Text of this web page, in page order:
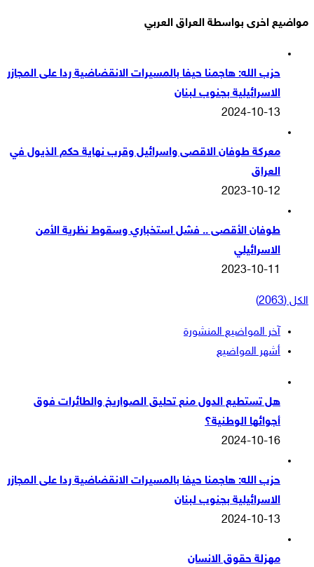
مواضيع اخرى بواسطة العراق العربي
حزب الله: هاجمنا حيفا بالمسيرات الانقضاضية ردا على المجازر
الاسرائيلية بجنوب لبنان
2024-10-13
معركة طوفان الاقصى واسرائيل وقرب نهاية حكم الذيول في
العراق
2023-10-12
طوفان الأقصى .. فشل استخباري وسقوط نظرية الأمن
الاسرائيلي
2023-10-11
الكل (2063)
آخر المواضيع المنشورة
أشهر المواضيع
هل تستطيع الدول منع تحليق الصواريخ والطائرات فوق
أجوائها الوطنية؟
2024-10-16
حزب الله: هاجمنا حيفا بالمسيرات الانقضاضية ردا على المجازر
الاسرائيلية بجنوب لبنان
2024-10-13
مهزلة حقوق الانسان